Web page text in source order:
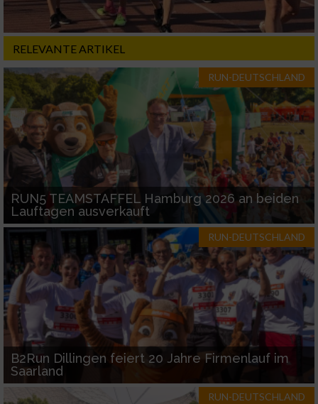
RELEVANTE ARTIKEL
RUN-DEUTSCHLAND
RUN5 TEAMSTAFFEL Hamburg 2026 an beiden
Lauftagen ausverkauft
RUN-DEUTSCHLAND
B2Run Dillingen feiert 20 Jahre Firmenlauf im
Saarland
RUN-DEUTSCHLAND
Verwendung von Profilen zur Auswahl
Messung der Werbeleistung
Messung der Performance von Inhalten
Analyse von Zielgruppen durch Statistiken
oder Kombinationen von Daten aus
verschiedenen Quellen
Entwicklung und Verbesserung der Angebote
Verwendung reduzierter Daten zur Auswahl
von Inhalten
IAB-Besonderheiten:
Verwendung genauer Standortdaten
Geräte anhand von aktiv angeforderten
Informationen identifizieren
Nicht-IAB-Verarbeitungszwecke: